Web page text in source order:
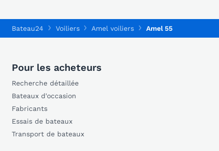
Bateau24 Voiliers Amel voiliers Amel 55
Pour les acheteurs
Recherche détaillée
Bateaux d'occasion
Fabricants
Essais de bateaux
Transport de bateaux